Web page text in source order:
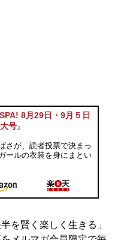
8月29日・9月５日
号』
さが、読者投票で決まっ
ールの衣装を身にまとい
を賢く楽しく生きる」